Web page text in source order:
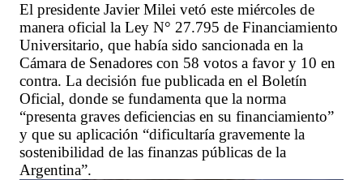
El presidente Javier Milei vetó este miércoles de
manera oficial la Ley N° 27.795 de Financiamiento
Universitario, que había sido sancionada en la
Cámara de Senadores con 58 votos a favor y 10 en
contra. La decisión fue publicada en el Boletín
Oficial, donde se fundamenta que la norma
“presenta graves deficiencias en su financiamiento”
y que su aplicación “dificultaría gravemente la
sostenibilidad de las finanzas públicas de la
Argentina”.